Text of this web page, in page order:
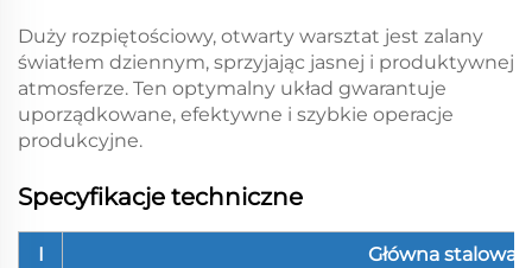
Duży rozpiętościowy, otwarty warsztat jest zalany
światłem dziennym, sprzyjając jasnej i produktywnej
atmosferze. Ten optymalny układ gwarantuje
uporządkowane, efektywne i szybkie operacje
produkcyjne.
Specyfikacje techniczne
I Główna stalowa